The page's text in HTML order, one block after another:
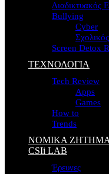
Διαδικτυακός
Bullying
Cyber
Screen Detox
ΤΕΧΝΟΛΟΓΙΑ
Tech Review
Apps
Games
How to
Trends
ΝΟΜΙΚΑ
CSIi LAB
Έρευνες